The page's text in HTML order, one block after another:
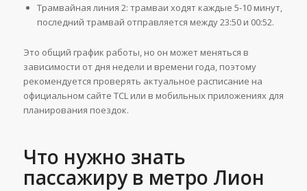
Трамвайная линия 2: трамваи ходят каждые 5-10 минут,
последний трамвай отправляется между 23:50 и 00:52.
Это общий график работы, но он может меняться в
зависимости от дня недели и времени года, поэтому
рекомендуется проверять актуальное расписание на
официальном сайте TCL или в мобильных приложениях для
планирования поездок​​.
Что нужно знать
пассажиру в метро Лион